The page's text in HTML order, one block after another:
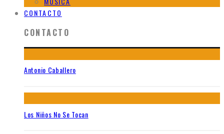
CONTACTO
CONTACTO
Antonio Caballero
Los Niños No Se Tocan